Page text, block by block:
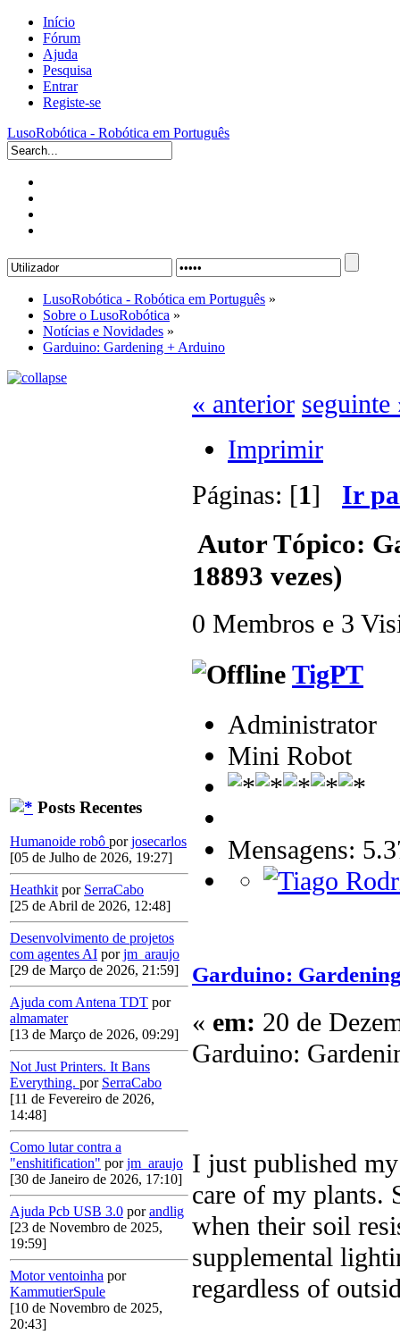
Início
Fórum
Ajuda
Pesquisa
Entrar
Registe-se
LusoRobótica - Robótica em Português
LusoRobótica - Robótica em Português »
Sobre o LusoRobótica »
Notícias e Novidades »
Garduino: Gardening + Arduino
Posts Recentes
Humanoide robô porjosecarlos
[05 de Julho de 2026, 19:27]
Heathkit por SerraCabo
[25 de Abril de 2026, 12:48]
Desenvolvimento de projetos
com agentes AI porjm_araujo
[29 de Março de 2026, 21:59]
Ajuda com Antena TDT por
almamater
[13 de Março de 2026, 09:29]
Not Just Printers. It Bans
Everything. por SerraCabo
[11 de Fevereiro de 2026,
14:48]
Como lutar contra a
"enshitification" porjm_araujo
[30 de Janeiro de 2026, 17:10]
Ajuda Pcb USB 3.0 porandlig
[23 de Novembro de 2025,
19:59]
Motor ventoinha por
KammutierSpule
[10 de Novembro de 2025,
20:43]
« anterior seguinte
Imprimir
Páginas: [1] Ir
AutorTópico:
18893 vezes)
0 Membros e 3
TigPT
Administrator
Mini Robot
Mensagens:
Garduino:
« em: 20 de
Garduino:
I just published
care of my plants.
when their soil
supplemental
regardless of